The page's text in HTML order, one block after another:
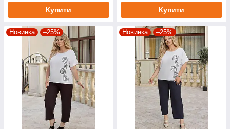
Купити Купити
Новинка –25% Новинка –25%